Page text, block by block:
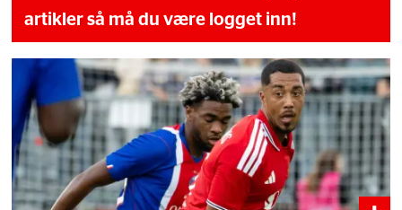
artikler så må du være logget inn!